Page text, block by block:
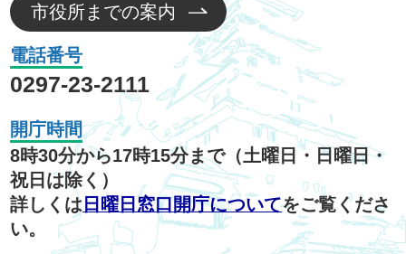
市役所までの案内
電話番号
0297-23-2111
開庁時間
8時30分から17時15分まで（土曜日・日曜日・
祝日は除く）
詳しくは 日曜日窓口開庁についてをご覧くださ
い。